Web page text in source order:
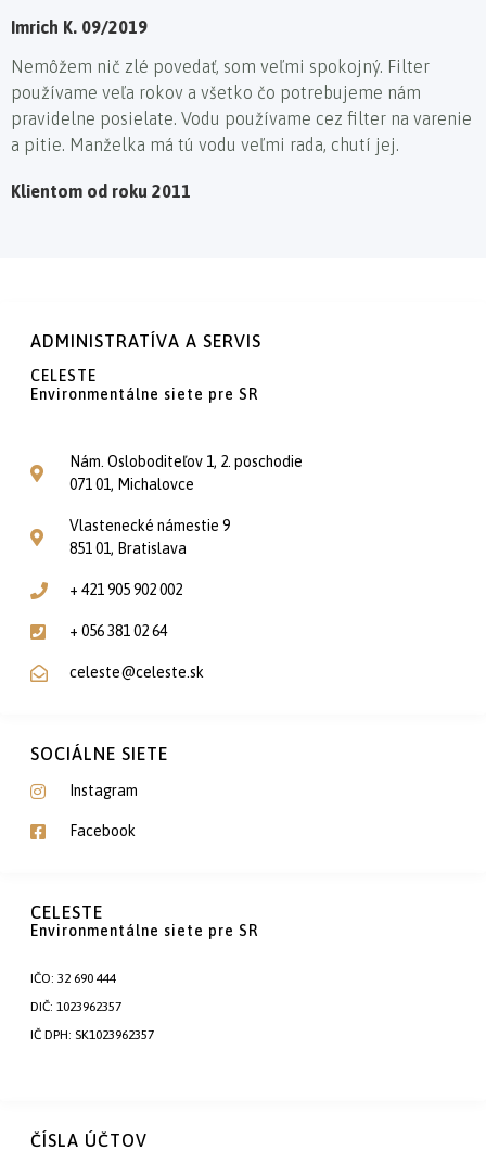
Imrich K. 09/2019
Nemôžem nič zlé povedať, som veľmi spokojný. Filter
používame veľa rokov a všetko čo potrebujeme nám
pravidelne posielate. Vodu používame cez filter na varenie
a pitie. Manželka má tú vodu veľmi rada, chutí jej.
Klientom od roku 2011
ADMINISTRATÍVA A SERVIS
CELESTE
Environmentálne siete pre SR
Nám. Osloboditeľov 1, 2. poschodie
071 01, Michalovce
Vlastenecké námestie 9
851 01, Bratislava
+ 421 905 902 002
+ 056 381 02 64
celeste@celeste.sk
SOCIÁLNE SIETE
Instagram
Facebook
CELESTE
Environmentálne siete pre SR
IČO: 32 690 444
DIČ: 1023962357
IČ DPH: SK1023962357
ČÍSLA ÚČTOV